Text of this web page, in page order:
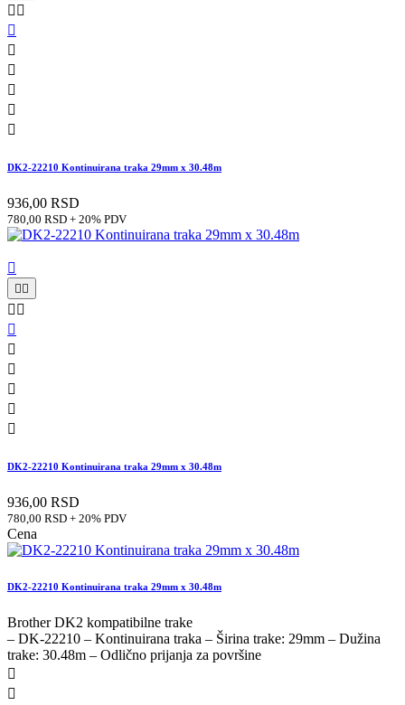
 






DK2-22210 Kontinuirana traka 29mm x 30.48m
936,00 RSD
780,00 RSD + 20% PDV

 
 






DK2-22210 Kontinuirana traka 29mm x 30.48m
936,00 RSD
780,00 RSD + 20% PDV
Cena
DK2-22210 Kontinuirana traka 29mm x 30.48m
Brother DK2 kompatibilne trake
– DK-22210 – Kontinuirana traka – Širina trake: 29mm – Dužina
trake: 30.48m – Odlično prijanja za površine

